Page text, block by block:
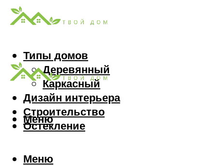
Типы домов
Деревянный
Каркасный
Дизайн интерьера
Строительство
Остекление
Меню
Меню